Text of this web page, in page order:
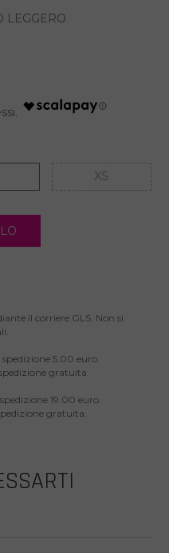
LEGGERO
XS
il corriere GLS. Non si
5.00 euro.
gratuita.
19.00 euro.
gratuita.